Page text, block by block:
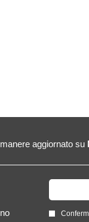
aggiornato su